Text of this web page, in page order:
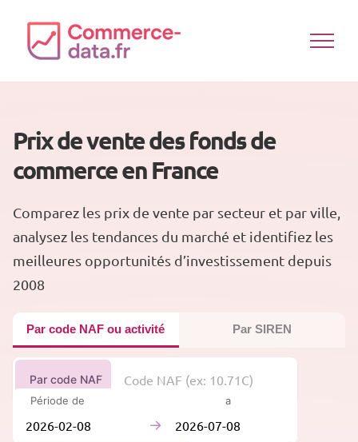
contenu
Prix de vente des fonds de
commerce en France
Comparez les prix de vente par secteur et par ville,
analysez les tendances du marché et identifiez les
meilleures opportunités d’investissement depuis
2008
Par code NAF ou activité Par SIREN
Par code NAF
Période de à
→